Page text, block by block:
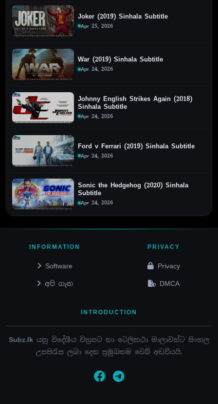
Joker (2019) Sinhala Subtitle
Apr 25, 2026
War (2019) Sinhala Subtitle
Apr 24, 2026
Johnny English Strikes Again (2018)
Sinhala Subtitle
Apr 24, 2026
Ford v Ferrari (2019) Sinhala Subtitle
Apr 24, 2026
Sonic the Hedgehog (2020) Sinhala
Subtitle
Apr 24, 2026
INFORMATION
Software
අපි ගැන
PRIVACY
Privacy
DMCA
INTRODUCTION
Subz.lk යනු විදේශීය චිත්‍රපට හා ටෙලිකථා මාලාවන්ට සිංහල
උපසිරැස ලබා දෙන ප්‍රමුඛතම වෙබ් අඩවියයි.